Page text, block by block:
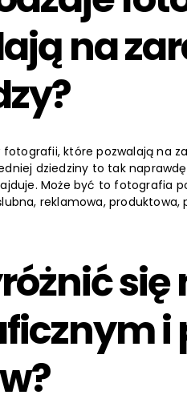
na
które pozwalają na
dziedziny to tak
Może być to fotografia
reklamowa, produktowa,
się
i